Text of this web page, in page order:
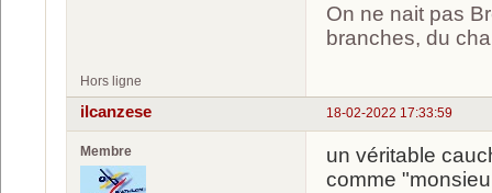
On ne nait pas
branches, du
Hors ligne
18-02-2022 17:33:59
ilcanzese
Membre
un véritable
comme